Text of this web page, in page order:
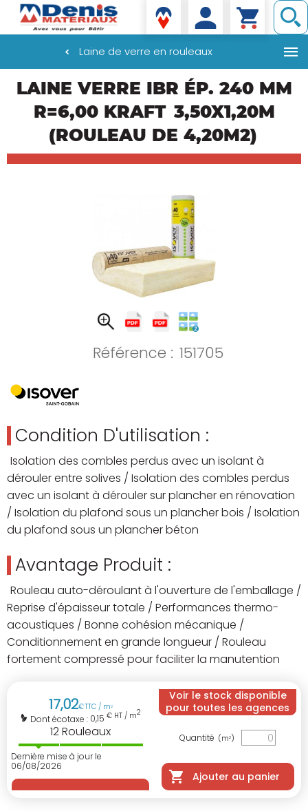
principal
Denis matériaux
Laine de verre en rouleaux
LAINE VERRE IBR ÉP. 240 MM
R=6,00 KRAFT 3,50X1,20M
(ROULEAU DE 4,20M2)
Référence : 151705
Condition D'utilisation :
Isolation des combles perdus avec un isolant à
dérouler entre solives / Isolation des combles perdus
avec un isolant à dérouler sur plancher en rénovation
/ Isolation du plafond sous un plancher bois / Isolation
du plafond sous un plancher béton
Avantage Produit :
Rouleau auto-déroulant à l'ouverture de l'emballage /
Reprise d'épaisseur totale / Performances thermo-
acoustiques / Bonne cohésion mécanique /
Conditionnement en grande longueur / Rouleau
fortement compressé pour faciliter la manutention
17,02€TTC / m2
Dont écotaxe : 0,15 € HT / m2
12Rouleaux
Dernière mise à jour le
06/08/2026
Voir le stock disponible
pour toutes les agences
Quantité (m2)
Ajouter au panier